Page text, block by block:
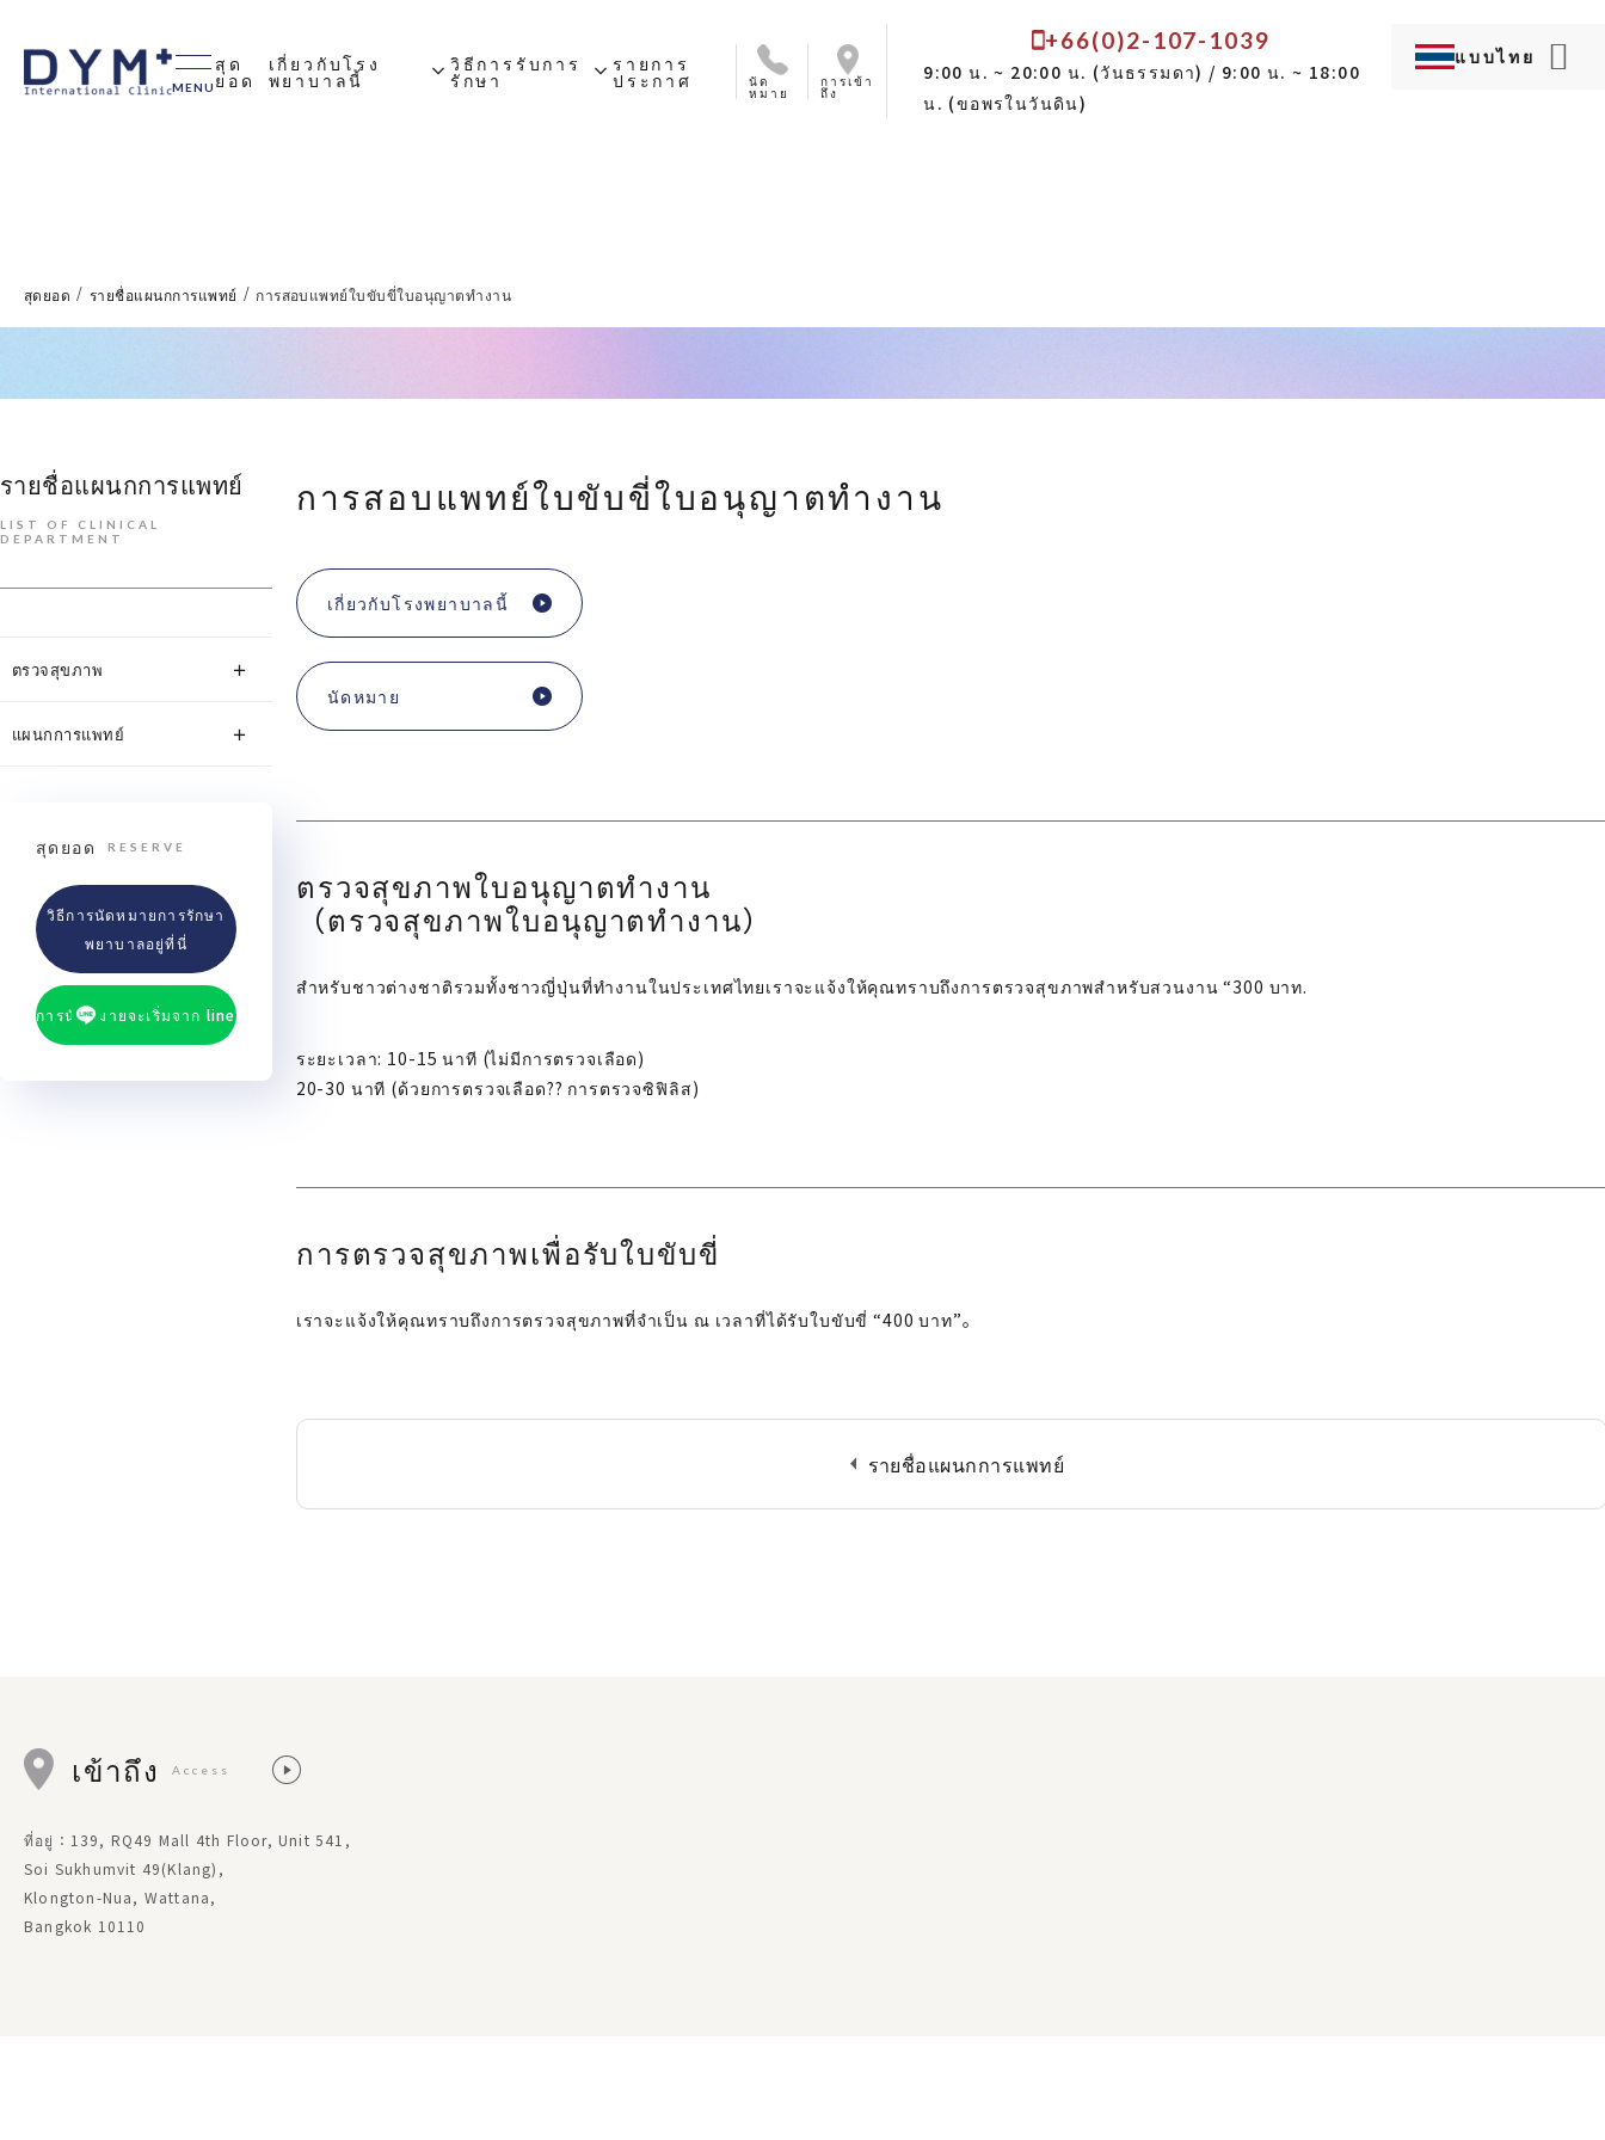
MENU
สุด
ยอด
เกี่ยวกับโรง
พยาบาลนี้ expand_more วิธีการรับการ
รักษา expand_moreรายการ
ประกาศ นัด
หมาย
การเข้า
ถึง
+66(0)2-107-1039
9:00 น. ~ 20:00 น. (วันธรรมดา) / 9:00 น. ~ 18:00
น. (ขอพรในวันดิน)
Language...
แบบไทย
สุดยอด / รายชื่อแผนกการแพทย์ / การสอบแพทย์ใบขับขี่ใบอนุญาตทํางาน
รายชื่อแผนกการแพทย์
LIST OF CLINICAL
DEPARTMENT
ตรวจสุขภาพ
แผนกการแพทย์
สุดยอด RESERVE
วิธีการนัดหมายการรักษา
พยาบาลอยู่ที่นี่
การนัดหมายจะเริ่มจาก line
การสอบแพทย์ใบขับขี่ใบอนุญาตทํางาน
เกี่ยวกับโรงพยาบาลนี้
นัดหมาย
ตรวจสุขภาพใบอนุญาตทํางาน
（ตรวจสุขภาพใบอนุญาตทํางาน）
สําหรับชาวต่างชาติรวมทั้งชาวญี่ปุ่นที่ทํางานในประเทศไทยเราจะแจ้งให้คุณทราบถึงการตรวจสุขภาพสําหรับสวนงาน “300 บาท.
ระยะเวลา: 10-15 นาที (ไม่มีการตรวจเลือด)
20-30 นาที (ด้วยการตรวจเลือด?? การตรวจซิฟิลิส)
การตรวจสุขภาพเพื่อรับใบขับขี่
เราจะแจ้งให้คุณทราบถึงการตรวจสุขภาพที่จําเป็น ณ เวลาที่ได้รับใบขับขี่ “400 บาท”。
arrow_left รายชื่อแผนกการแพทย์
เข้าถึง Access
ที่อยู่：139, RQ49 Mall 4th Floor, Unit 541,
Soi Sukhumvit 49(Klang),
Klongton-Nua, Wattana,
Bangkok 10110